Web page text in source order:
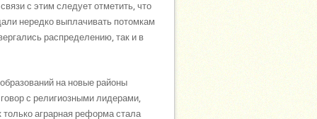
с этим следует отметить, что
нередко выплачивать потомкам
распределению, так и в
на новые районы
с религиозными лидерами,
аграрная реформа стала